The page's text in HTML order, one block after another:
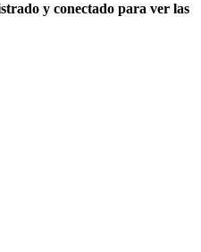
y conectado para ver las